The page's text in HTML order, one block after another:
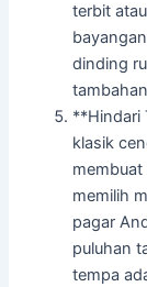
terbit
dinding
**Hindari
klasik
memilih
pagar
puluhan
tempa